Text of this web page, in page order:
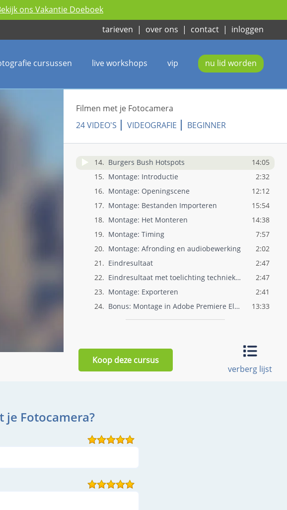
ons Vakantie Doeboek
tarieven | over ons | contact | inloggen
nu lid worden
vip
live workshops
cursussen
Filmen met je Fotocamera
24 VIDEO'S
VIDEOGRAFIE BEGINNER
3.
4.
Camerakeuze
4:39
Bestandsformaten
12:31
7.
Camerabewegingen
6:52
14:58
9.
Audio
4:31
10. Objectiefkeuze en scherptediepte
Voorzetlenzen
Slowmotion en offspeed
14. Burgers Bush Hotspots
14:05
15. Montage: Introductie
2:32
16. Montage: Openingscene
12:12
17. Montage: Bestanden Importeren
15:54
18. Montage: Het Monteren
14:38
19. Montage: Timing
7:57
20. Montage: Afronding en audiobewerking
2:02
21. Eindresultaat
2:47
22.
Eindresultaat met toelichting technieken
2:47
23. Montage: Exporteren
2:41
24.
Bonus: Montage in Adobe Premiere Element.. 13:33
Koop deze cursus
verberg lijst
je Fotocamera?